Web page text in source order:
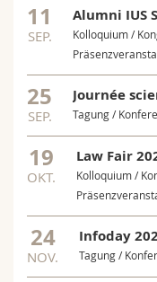
11
SEP.
Alumni IUS
Kolloquium /
25
SEP.
Journée
Tagung /
19
OKT.
Law Fair
Kolloquium /
24
NOV.
Infoday
Tagung /